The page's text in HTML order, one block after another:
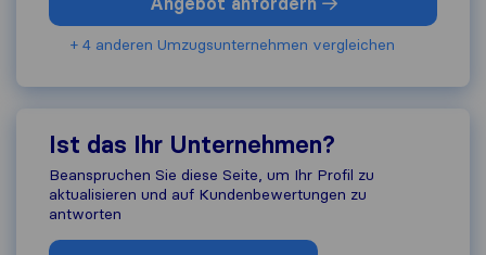
+ 4 anderen Umzugs​unternehmen vergleichen
Ist das Ihr Unternehmen?
Beanspruchen Sie diese Seite, um Ihr Profil zu
aktualisieren und auf Kundenbewertungen zu
antworten